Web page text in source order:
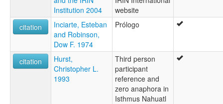
Institution 2004
website
citation
Inciarte, Esteban
and Robinson,
Dow F. 1974
Prólogo
citation
Hurst,
Christopher L.
1993
Third person
participant
reference and
zero anaphora in
Isthmus Nahuatl